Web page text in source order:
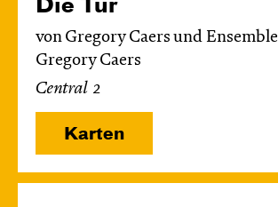
Die Tür
von Gregory Caers und Ensemble
Gregory Caers
Central 2
Karten